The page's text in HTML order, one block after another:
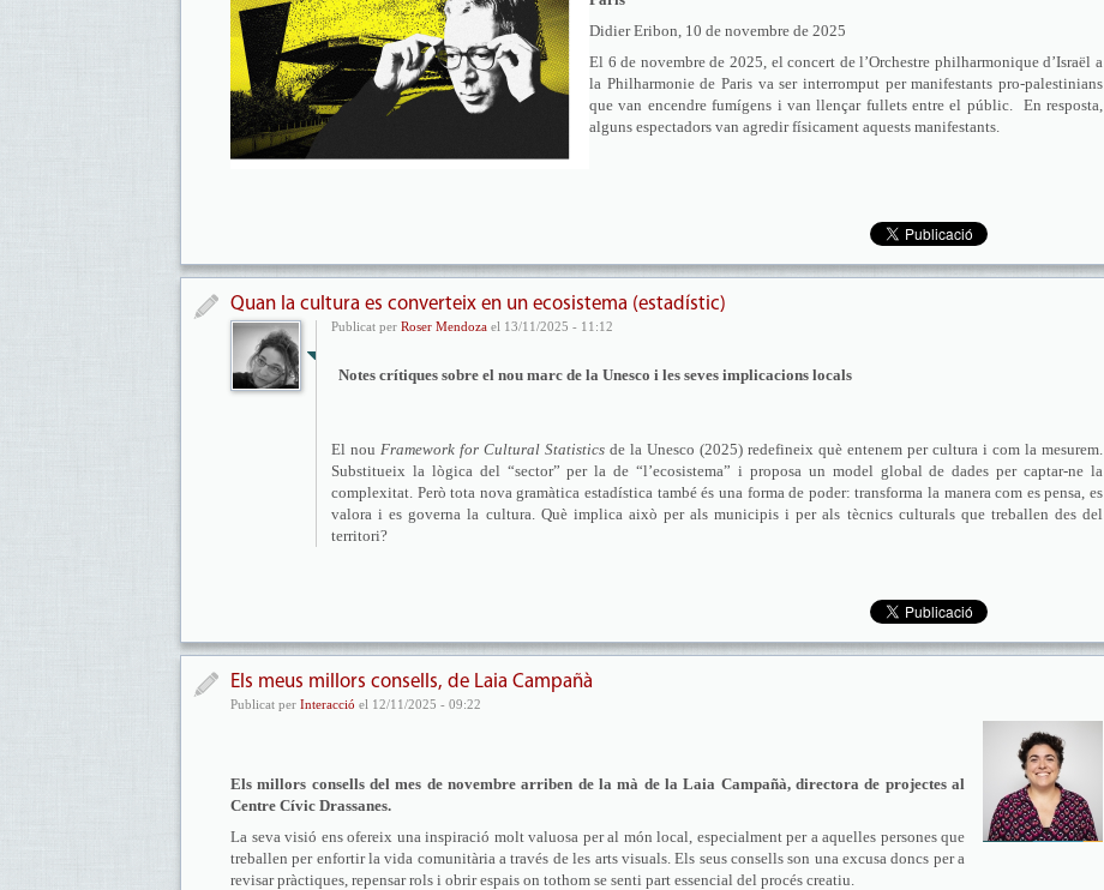
Didier Eribon, 10 de novembre de 2025
El 6 de novembre de 2025, el concert de l’Orchestre philharmonique d’Israël a
la Philharmonie de Paris va ser interromput per manifestants pro-palestinians
que van encendre fumígens i van llençar fullets entre el públic. En resposta,
alguns espectadors van agredir físicament aquests manifestants.
Quan la cultura es converteix en un ecosistema (estadístic)
Publicat per Roser Mendoza el 13/11/2025 - 11:12
​Notes crítiques sobre el nou marc de la Unesco i les seves implicacions locals
El nou Framework for Cultural Statistics de la Unesco (2025) redefineix què entenem per cultura i com la mesurem.
Substitueix la lògica del “sector” per la de “l’ecosistema” i proposa un model global de dades per captar-ne la
complexitat. Però tota nova gramàtica estadística també és una forma de poder: transforma la manera com es pensa, es
valora i es governa la cultura. Què implica això per als municipis i per als tècnics culturals que treballen des del
territori?
Els meus millors consells, de Laia Campañà
Publicat per Interacció el 12/11/2025 - 09:22
Els millors consells del mes de novembre arriben de la mà de la Laia Campañà, directora de projectes al
Centre Cívic Drassanes.
La seva visió ens ofereix una inspiració molt valuosa per al món local, especialment per a aquelles persones que
treballen per enfortir la vida comunitària a través de les arts visuals. Els seus consells son una excusa doncs per a
revisar pràctiques, repensar rols i obrir espais on tothom se senti part essencial del procés creatiu.